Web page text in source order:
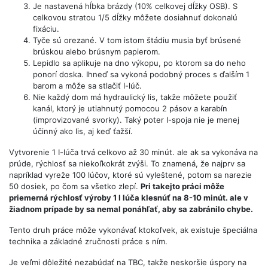
Je nastavená hĺbka brázdy (10% celkovej dĺžky OSB). S
celkovou stratou 1/5 dĺžky môžete dosiahnuť dokonalú
fixáciu.
Tyče sú orezané. V tom istom štádiu musia byť brúsené
brúskou alebo brúsnym papierom.
Lepidlo sa aplikuje na dno výkopu, po ktorom sa do neho
ponorí doska. Ihneď sa vykoná podobný proces s ďalším 1
barom a môže sa stlačiť I-lúč.
Nie každý dom má hydraulický lis, takže môžete použiť
kanál, ktorý je utiahnutý pomocou 2 pásov a karabín
(improvizované svorky). Taký poter I-spoja nie je menej
účinný ako lis, aj keď ťažší.
Vytvorenie 1 I-lúča trvá celkovo až 30 minút. ale ak sa vykonáva na
prúde, rýchlosť sa niekoľkokrát zvýši. To znamená, že najprv sa
napríklad vyreže 100 lúčov, ktoré sú vyleštené, potom sa narezie
50 dosiek, po čom sa všetko zlepí. Pri takejto práci môže
priemerná rýchlosť výroby 1 I lúča klesnúť na 8-10 minút. ale v
žiadnom prípade by sa nemal ponáhľať, aby sa zabránilo chybe.
Tento druh práce môže vykonávať ktokoľvek, ak existuje špeciálna
technika a základné zručnosti práce s ním.
Je veľmi dôležité nezabúdať na TBC, takže neskoršie úspory na